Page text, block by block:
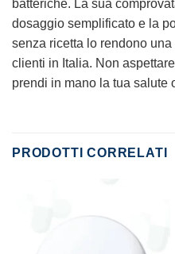
batteriche. La sua
dosaggio semplificato e la
senza ricetta lo rendono
clienti in Italia. Non
prendi in mano la tua salute
PRODOTTI CORRELATI